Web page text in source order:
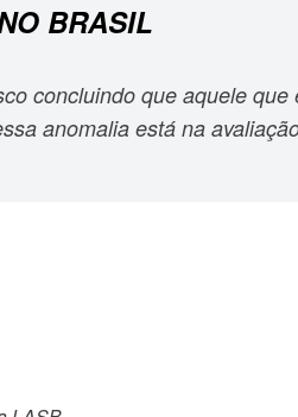
BRASIL
concluindo que aquele
anomalia está na